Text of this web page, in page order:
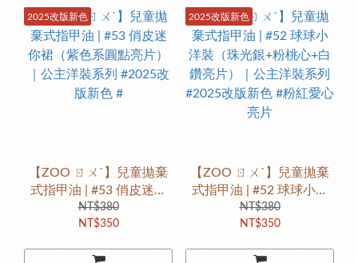
2025改版新色
【ZOO ㄖㄨˋ】兒童拋棄
式指甲油 | #53 俏皮迷你
裙（紫色系圓點亮片）｜
公主洋裝系列 #2025改版
NT$380
NT$350
2025改版新色
【ZOO ㄖㄨˋ】兒童拋棄
式指甲油 | #52 球球小洋
裝（珠光銀+粉桃心+白鑽
亮片）｜公主洋裝系列
NT$380
NT$350